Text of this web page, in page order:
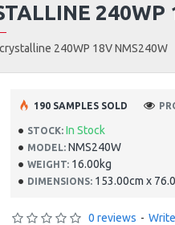
240WP 18V NMS240W
STOCK: In Stock
MODEL: NMS240W
WEIGHT: 16.00kg
DIMENSIONS: 153.00cm x
190 SAMPLES SOLD
0 reviews -